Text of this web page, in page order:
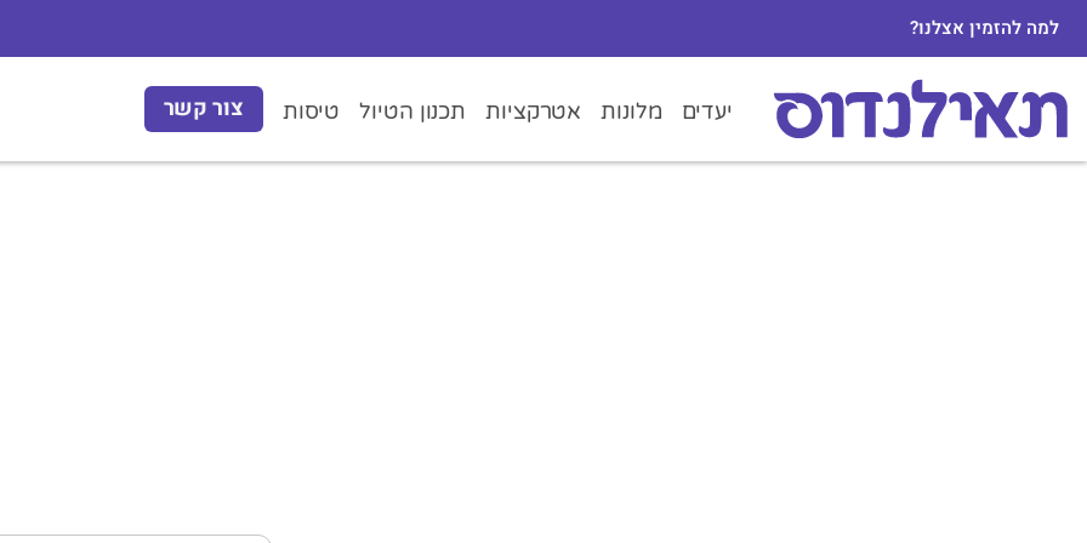
למה להזמין אצלנו?
יעדים מלונות אטרקציות תכנון הטיול טיסות צור קשר